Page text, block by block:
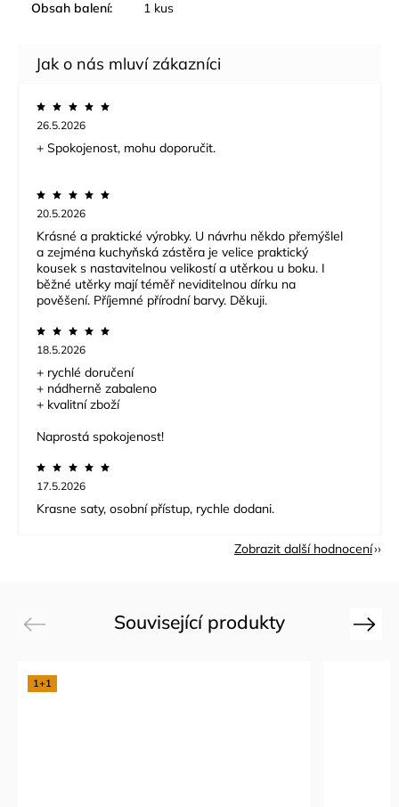
Obsah balení: 1 kus
26.5.2026
+ Spokojenost, mohu doporučit.
20.5.2026
Krásné a praktické výrobky. U návrhu někdo přemýšlel
a zejména kuchyňská zástěra je velice praktický
kousek s nastavitelnou velikostí a utěrkou u boku. I
běžné utěrky mají téměř neviditelnou dírku na
pověšení. Příjemné přírodní barvy. Děkuji.
18.5.2026
+ rychlé doručení
+ nádherně zabaleno
+ kvalitní zboží
Naprostá spokojenost!
17.5.2026
Krasne saty, osobní přístup, rychle dodani.
Zobrazit další hodnocení
Související produkty
Previous
1+1
Next